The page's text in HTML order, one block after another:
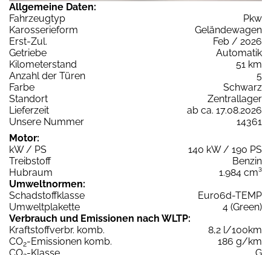
Allgemeine Daten:
Fahrzeugtyp
Pkw
Karosserieform
Geländewagen
Erst-Zul.
Feb / 2026
Getriebe
Automatik
Kilometerstand
51 km
Anzahl der Türen
5
Farbe
Schwarz
Standort
Zentrallager
Lieferzeit
ab ca. 17.08.2026
Unsere Nummer
14361
Motor:
kW / PS
140 kW / 190 PS
Treibstoff
Benzin
Hubraum
1.984 cm³
Umweltnormen:
Schadstoffklasse
Euro6d-TEMP
Umweltplakette
4 (Green)
Verbrauch und Emissionen nach WLTP:
Kraftstoffverbr. komb.
8,2 l/100km
CO2-Emissionen komb.
186 g/km
CO -Klasse
G